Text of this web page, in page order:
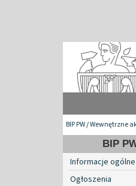
BIP PW/Wewnętrzne
BIP
Informacje ogólne
Ogłoszenia